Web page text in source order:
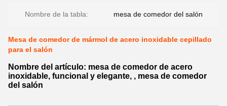
Nombre de la tabla: mesa de comedor del salón
Mesa de comedor de mármol de acero inoxidable cepillado
para el salón
Nombre del artículo: mesa de comedor de acero
inoxidable, funcional y elegante, , mesa de comedor
del salón